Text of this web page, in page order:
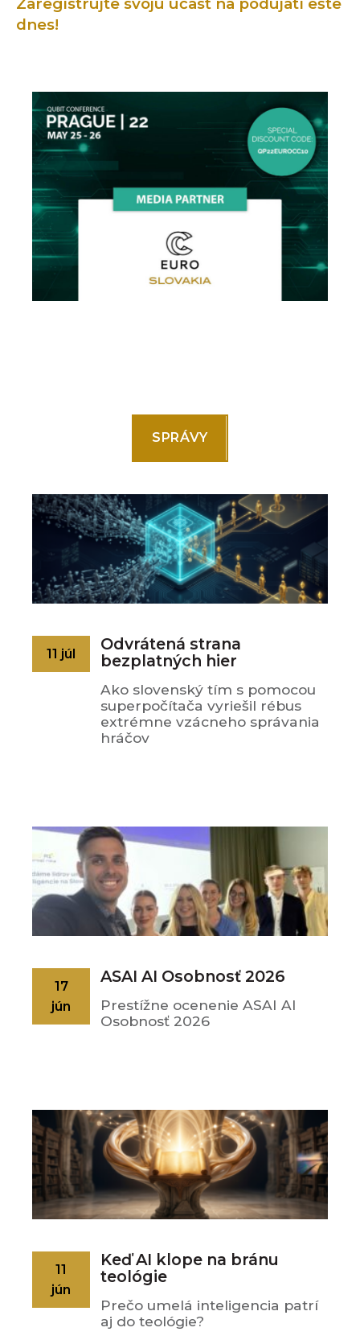
dnes!
SPRÁVY
Odvrátená strana
bezplatných hier
11 júl
Ako slovenský tím s pomocou
superpočítača vyriešil rébus
extrémne vzácneho správania
hráčov
ASAI AI Osobnosť 2026
17
jún
Prestížne ocenenie ASAI AI
Osobnosť 2026
Keď AI klope na bránu
teológie
11
jún
Prečo umelá inteligencia patrí
aj do teológie?